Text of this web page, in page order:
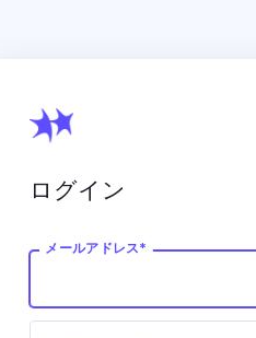
ログイン
メールアドレス*